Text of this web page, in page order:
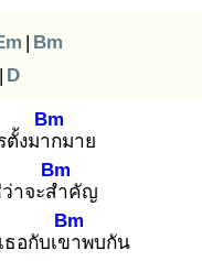
| Bm
| D
ตั้งมาก
Bm
มาย
าจะสำ
Bm
คัญ
ธอกับเขา
Bm
พบกัน